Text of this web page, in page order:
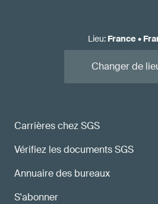
Carrières chez SGS
Vérifiez les documents SGS
Annuaire des bureaux
S'abonner
Lieu: France•
Changer de